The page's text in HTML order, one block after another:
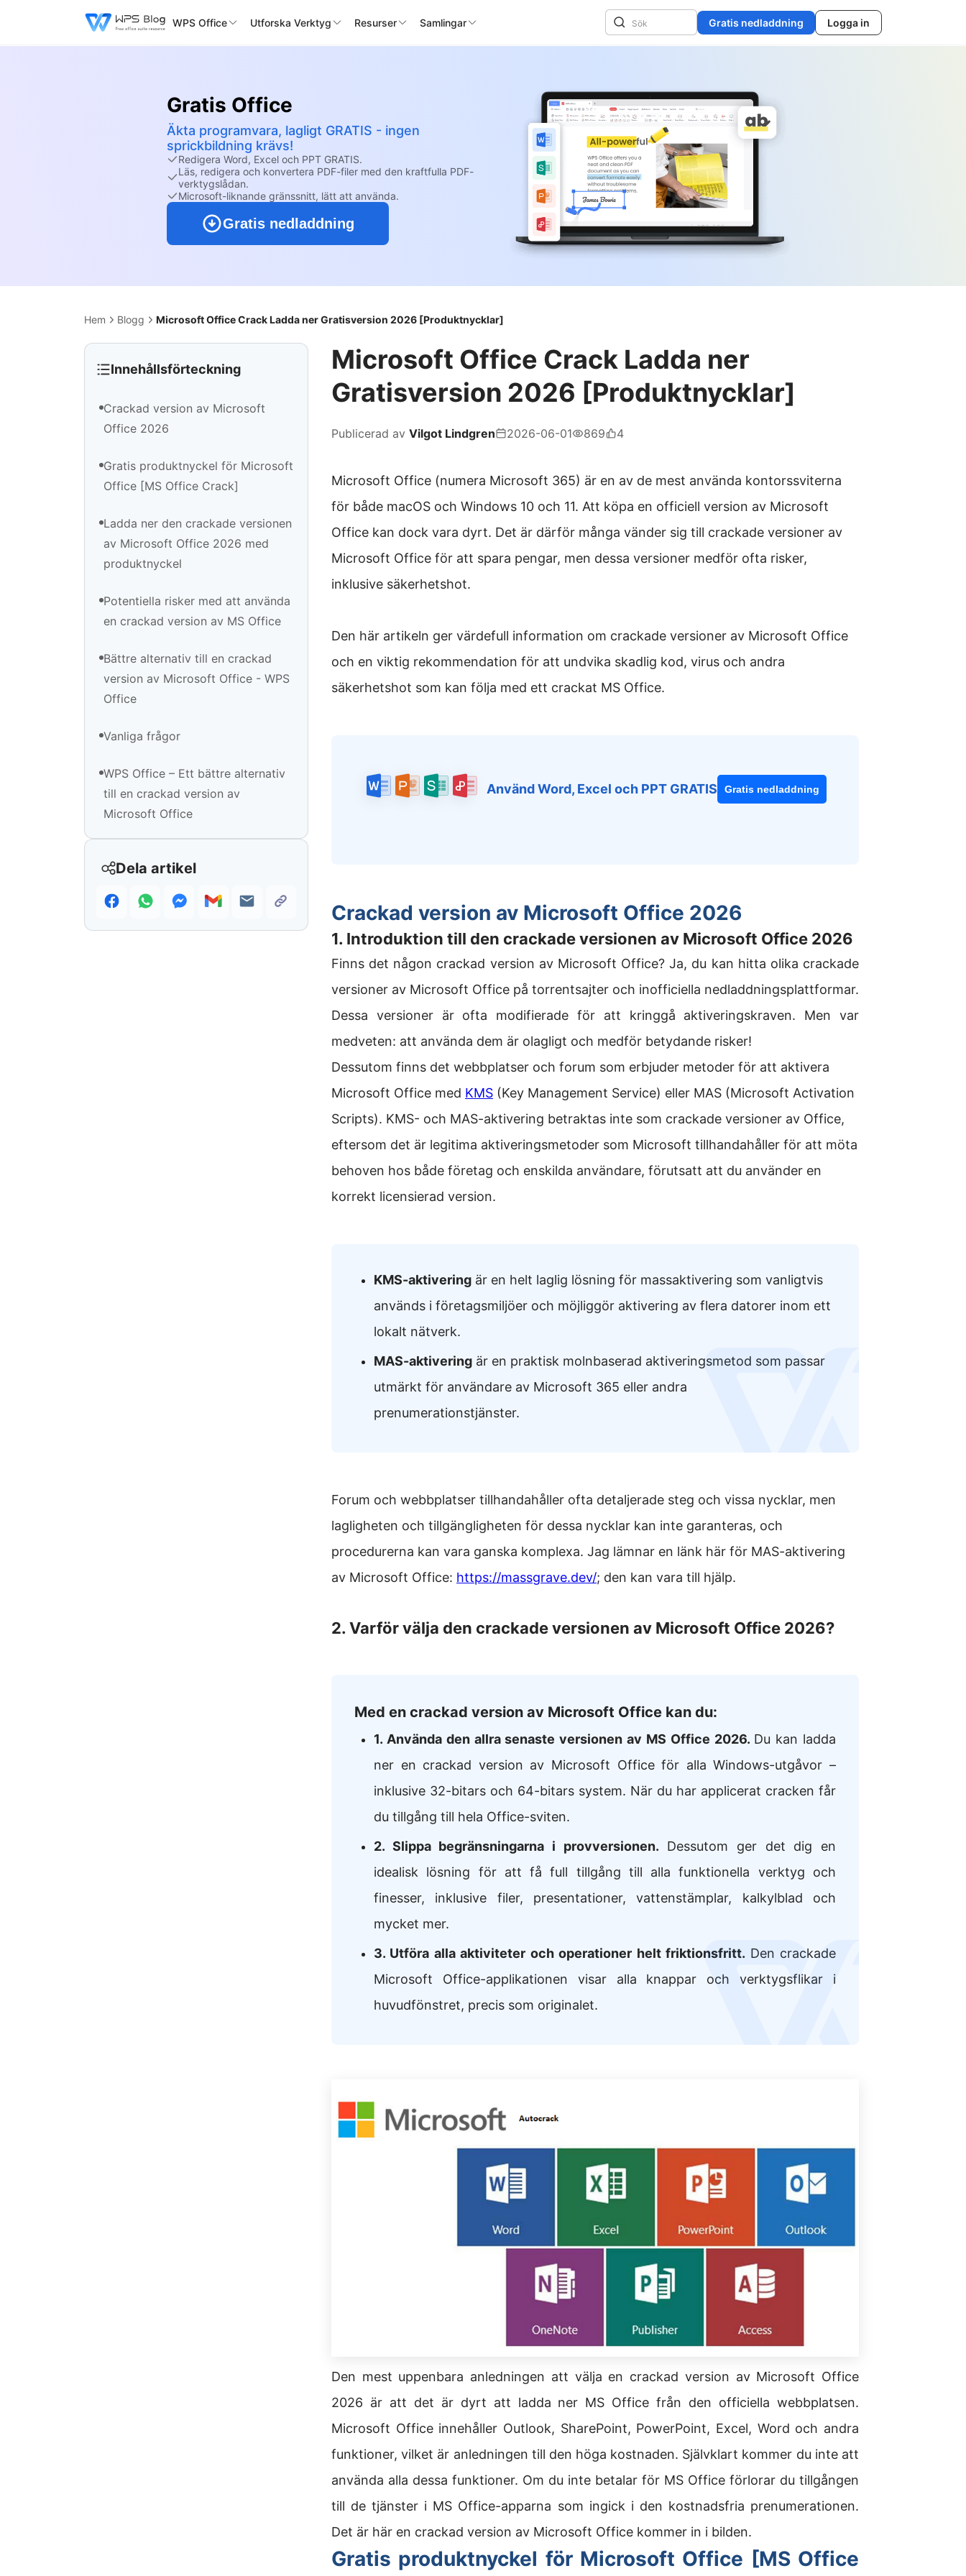
WPS Office Utforska Verktyg Resurser Samlingar Gratis nedladdning Logga in
Gratis Office
Äkta programvara, lagligt GRATIS - ingen
sprickbildning krävs!
Redigera Word, Excel och PPT GRATIS.
Läs, redigera och konvertera PDF-filer med den kraftfulla PDF-
verktygslådan.
Microsoft-liknande gränssnitt, lätt att använda.
Gratis nedladdning
Hem Blogg Microsoft Office Crack Ladda ner Gratisversion 2026 [Produktnycklar]
Innehållsförteckning
Crackad version av Microsoft
Office 2026
Gratis produktnyckel för Microsoft
Office [MS Office Crack]
Ladda ner den crackade versionen
av Microsoft Office 2026 med
produktnyckel
Potentiella risker med att använda
en crackad version av MS Office
Bättre alternativ till en crackad
version av Microsoft Office - WPS
Office
Vanliga frågor
WPS Office – Ett bättre alternativ
till en crackad version av
Microsoft Office
Dela artikel
Microsoft Office Crack Ladda ner
Gratisversion 2026 [Produktnycklar]
Publicerad av Vilgot Lindgren 2026-06-01 869 4
Microsoft Office (numera Microsoft 365) är en av de mest använda kontorssviterna
för både macOS och Windows 10 och 11. Att köpa en officiell version av Microsoft
Office kan dock vara dyrt. Det är därför många vänder sig till crackade versioner av
Microsoft Office för att spara pengar, men dessa versioner medför ofta risker,
inklusive säkerhetshot.
Den här artikeln ger värdefull information om crackade versioner av Microsoft Office
och en viktig rekommendation för att undvika skadlig kod, virus och andra
säkerhetshot som kan följa med ett crackat MS Office.
Använd Word, Excel och PPT GRATIS Gratis nedladdning
Crackad version av Microsoft Office 2026
1. Introduktion till den crackade versionen av Microsoft Office 2026
Finns det någon crackad version av Microsoft Office? Ja, du kan hitta olika crackade
versioner av Microsoft Office på torrentsajter och inofficiella nedladdningsplattformar.
Dessa versioner är ofta modifierade för att kringgå aktiveringskraven. Men var
medveten: att använda dem är olagligt och medför betydande risker!
Dessutom finns det webbplatser och forum som erbjuder metoder för att aktivera
Microsoft Office med KMS (Key Management Service) eller MAS (Microsoft Activation
Scripts). KMS- och MAS-aktivering betraktas inte som crackade versioner av Office,
eftersom det är legitima aktiveringsmetoder som Microsoft tillhandahåller för att möta
behoven hos både företag och enskilda användare, förutsatt att du använder en
korrekt licensierad version.
KMS-aktivering är en helt laglig lösning för massaktivering som vanligtvis
används i företagsmiljöer och möjliggör aktivering av flera datorer inom ett
lokalt nätverk.
MAS-aktivering är en praktisk molnbaserad aktiveringsmetod som passar
utmärkt för användare av Microsoft 365 eller andra
prenumerationstjänster.
logo
Forum och webbplatser tillhandahåller ofta detaljerade steg och vissa nycklar, men
lagligheten och tillgängligheten för dessa nycklar kan inte garanteras, och
procedurerna kan vara ganska komplexa. Jag lämnar en länk här för MAS-aktivering
av Microsoft Office: https://massgrave.dev/; den kan vara till hjälp.
2. Varför välja den crackade versionen av Microsoft Office 2026?
Med en crackad version av Microsoft Office kan du:
1. Använda den allra senaste versionen av MS Office 2026. Du kan ladda
ner en crackad version av Microsoft Office för alla Windows-utgåvor –
inklusive 32-bitars och 64-bitars system. När du har applicerat cracken får
du tillgång till hela Office-sviten.
2. Slippa begränsningarna i provversionen. Dessutom ger det dig en
idealisk lösning för att få full tillgång till alla funktionella verktyg och
finesser, inklusive filer, presentationer, vattenstämplar, kalkylblad och
mycket mer.
3. Utföra alla aktiviteter och operationer helt friktionsfritt. Den crackade
Microsoft Office-applikationen visar alla knappar och verktygsflikar i
huvudfönstret, precis som originalet.
logo
Den mest uppenbara anledningen att välja en crackad version av Microsoft Office
2026 är att det är dyrt att ladda ner MS Office från den officiella webbplatsen.
Microsoft Office innehåller Outlook, SharePoint, PowerPoint, Excel, Word och andra
funktioner, vilket är anledningen till den höga kostnaden. Självklart kommer du inte att
använda alla dessa funktioner. Om du inte betalar för MS Office förlorar du tillgången
till de tjänster i MS Office-apparna som ingick i den kostnadsfria prenumerationen.
Det är här en crackad version av Microsoft Office kommer in i bilden.
Gratis produktnyckel för Microsoft Office [MS Office